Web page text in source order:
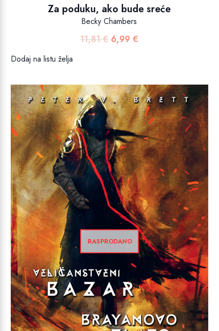
Za poduku, ako bude sreće
Becky Chambers
11,81€ Izvorna
11,81 €.
6,99 €Trenutna
Dodaj na listu želja
RASPRODANO